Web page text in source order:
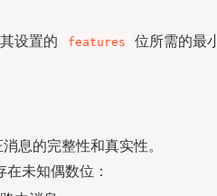
设置的 features
位所需的最
息的完整性和真实性。
在未知偶数位：